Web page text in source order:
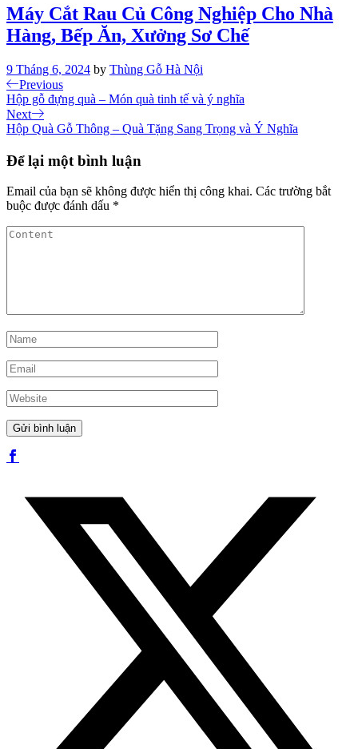
Máy Cắt Rau Củ Công Nghiệp Cho Nhà
Hàng, Bếp Ăn, Xưởng Sơ Chế
9 Tháng 6, 2024 by Thùng Gỗ Hà Nội
Điều
hướng
bài
viết
Previous
Post
Previous
Hộp gỗ đựng quà – Món quà tinh tế và ý nghĩa
Next
Post
Next
Hộp Quà Gỗ Thông – Quà Tặng Sang Trọng và Ý Nghĩa
Để lại một bình luận
Email của bạn sẽ không được hiển thị công khai. Các trường bắt
buộc được đánh dấu *